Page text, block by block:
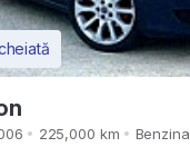
225,000 km
Benzina